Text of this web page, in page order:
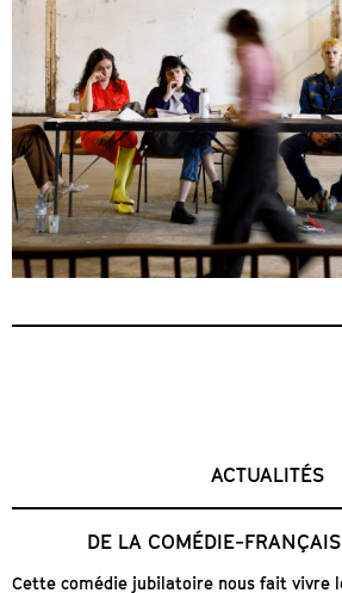
ACTUALITÉS
DE LA COMÉDIE-
Cette comédie jubilatoire nous fait vivre